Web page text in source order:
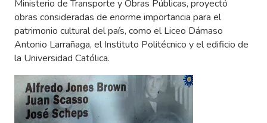
Ministerio de Transporte y Obras Públicas, proyectó
obras consideradas de enorme importancia para el
patrimonio cultural del país, como el Liceo Dámaso
Antonio Larrañaga, el Instituto Politécnico y el edificio de
la Universidad Católica.